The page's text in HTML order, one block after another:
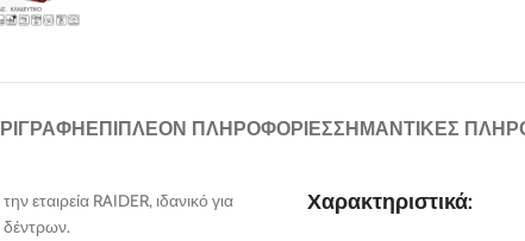
ΕΠΙΠΛΈΟΝ ΠΛΗΡΟΦΟΡΊΕΣΣΗΜΑΝΤΙΚΈΣ
εταιρεία RAIDER, ιδανικό για
δέντρων.
Χαρακτηριστικά: